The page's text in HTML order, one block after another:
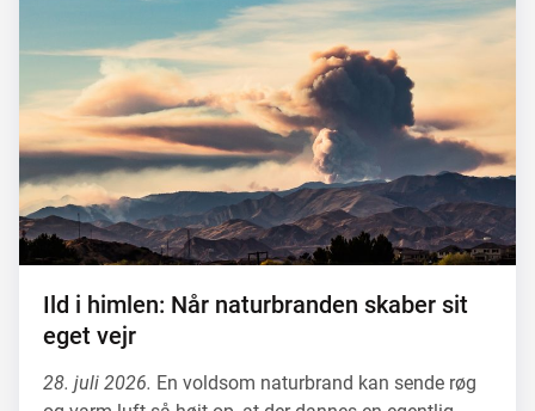
Ild i himlen: Når naturbranden skaber sit
eget vejr
28. juli 2026. En voldsom naturbrand kan sende røg